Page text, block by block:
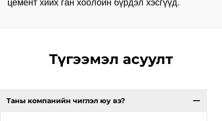
цемент хийх ган хоолойн бүрдэл хэсгүүд.
Түгээмэл асуулт
Таны компанийн чиглэл юу вэ?